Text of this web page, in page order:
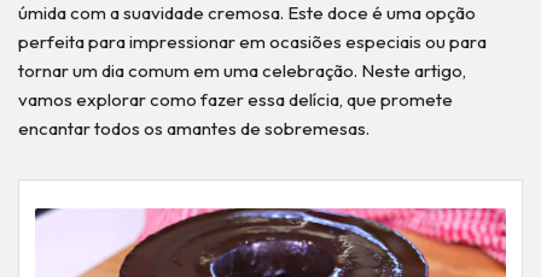
úmida com a suavidade cremosa. Este doce é uma opção
perfeita para impressionar em ocasiões especiais ou para
tornar um dia comum em uma celebração. Neste artigo,
vamos explorar como fazer essa delícia, que promete
encantar todos os amantes de sobremesas.